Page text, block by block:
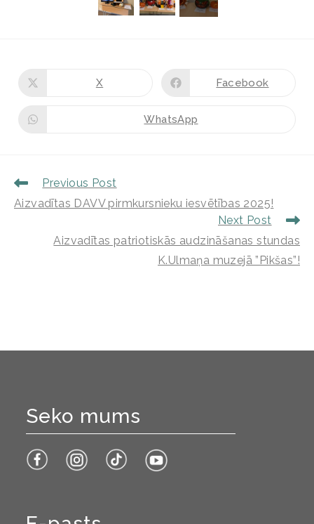
X Facebook
WhatsApp
Previous Post
Aizvadītas DAVV pirmkursnieku iesvētības 2025!
Next Post
Aizvadītas patriotiskās audzināšanas stundas
K.Ulmaņa muzejā ”Pikšas”!
Seko mums